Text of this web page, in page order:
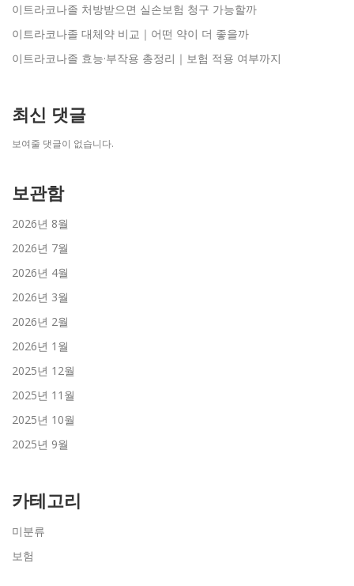
이트라코나졸 처방받으면 실손보험 청구 가능할까
이트라코나졸 대체약 비교｜어떤 약이 더 좋을까
이트라코나졸 효능·부작용 총정리｜보험 적용 여부까지
최신 댓글
보여줄 댓글이 없습니다.
보관함
2026년 8월
2026년 7월
2026년 4월
2026년 3월
2026년 2월
2026년 1월
2025년 12월
2025년 11월
2025년 10월
2025년 9월
카테고리
미분류
보험